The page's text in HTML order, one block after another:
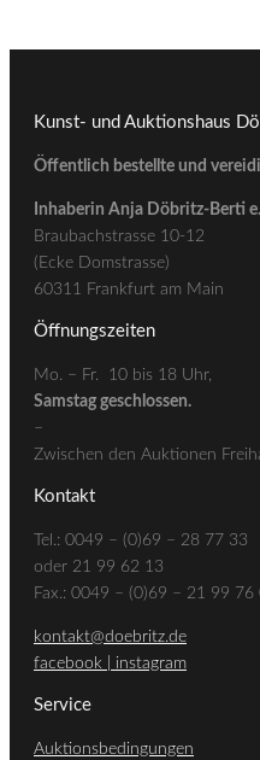
Kunst- und Auktionshaus
Öffentlich bestellte und
Inhaberin Anja Döbritz-Berti
Braubachstrasse 10-12
(Ecke Domstrasse)
60311 Frankfurt am Main
Öffnungszeiten
Mo. – Fr. 10 bis 18 Uhr,
Samstag geschlossen.
–
Zwischen den Auktionen
Kontakt
Tel.: 0049 – (0)69 – 28 77 33
oder 21 99 62 13
Fax.: 0049 – (0)69 – 21 99 76
kontakt@doebritz.de
facebook | instagram
Service
Auktionsbedingungen